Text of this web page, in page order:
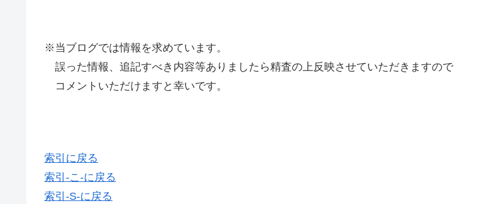
※当ブログでは情報を求めています。
誤った情報、追記すべき内容等ありましたら精査の上反映させていただきますので
コメントいただけますと幸いです。
索引に戻る
索引-こ-に戻る
索引-S-に戻る